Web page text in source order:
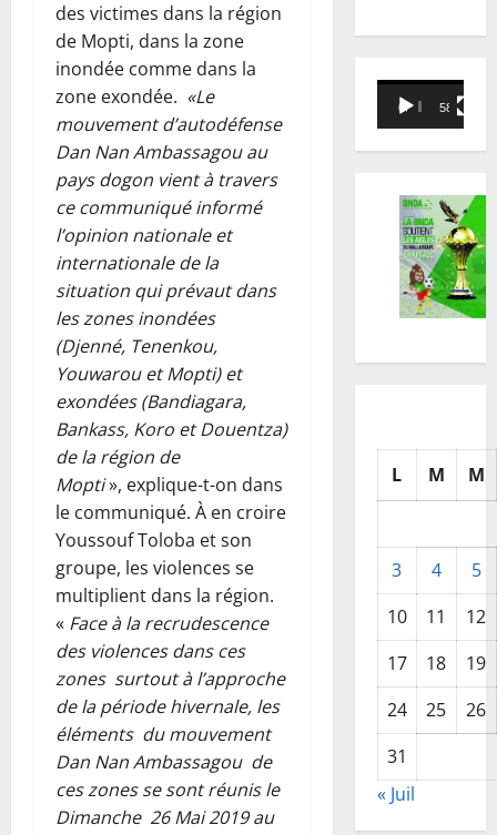
des victimes dans la région
de Mopti, dans la zone
inondée comme dans la
zone exondée. «Le
mouvement d’autodéfense
Dan Nan Ambassagou au
pays dogon vient à travers
ce communiqué informé
l’opinion nationale et
internationale de la
situation qui prévaut dans
les zones inondées
(Djenné, Tenenkou,
Youwarou et Mopti) et
exondées (Bandiagara,
Bankass, Koro et Douentza)
de la région de
Mopti», explique-t-on dans
le communiqué. À en croire
Youssouf Toloba et son
groupe, les violences se
multiplient dans la région.
« Face à la recrudescence
des violences dans ces
zones surtout à l’approche
de la période hivernale, les
éléments du mouvement
Dan Nan Ambassagou de
ces zones se sont réunis le
Dimanche 26 Mai 2019 au
Lecteur
vidéo
00:00 58:18
L M M
3 4
5
10
11
12
17
18
19
24
25
26
31
« Juil